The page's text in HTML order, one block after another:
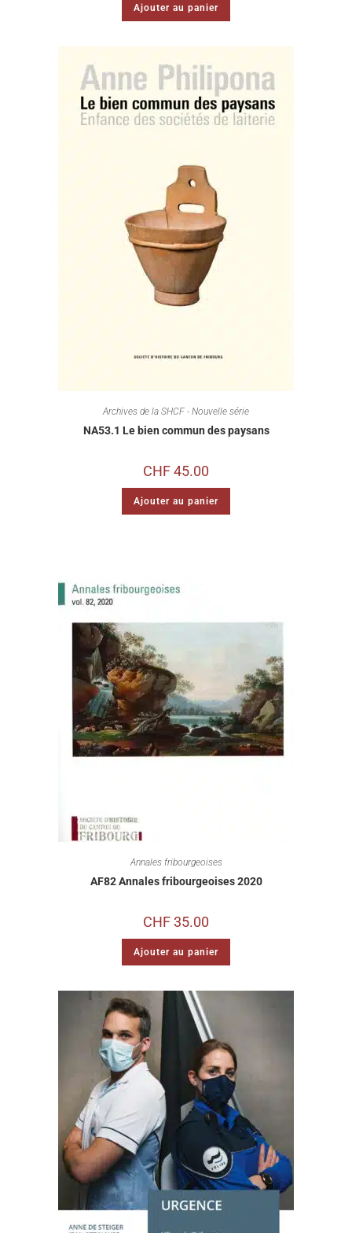
Ajouter au panier
Archives de la SHCF - Nouvelle série
NA53.1 Le bien commun des paysans
CHF45.00
Ajouter au panier
Annales fribourgeoises
AF82 Annales fribourgeoises 2020
CHF35.00
Ajouter au panier